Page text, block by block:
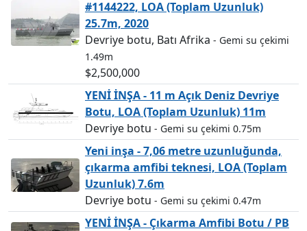
#1144222, LOA (Toplam Uzunluk)
25.7m, 2020
Devriye botu, Batı Afrika - Gemi su çekimi
1.49m
$2,500,000
YENİ İNŞA - 11 m Açık Deniz Devriye
Botu, LOA (Toplam Uzunluk) 11m
Devriye botu - Gemi su çekimi 0.75m
Yeni inşa - 7,06 metre uzunluğunda,
çıkarma amfibi teknesi, LOA (Toplam
Uzunluk) 7.6m
Devriye botu - Gemi su çekimi 0.47m
YENİ İNŞA - Çıkarma Amfibi Botu / PB